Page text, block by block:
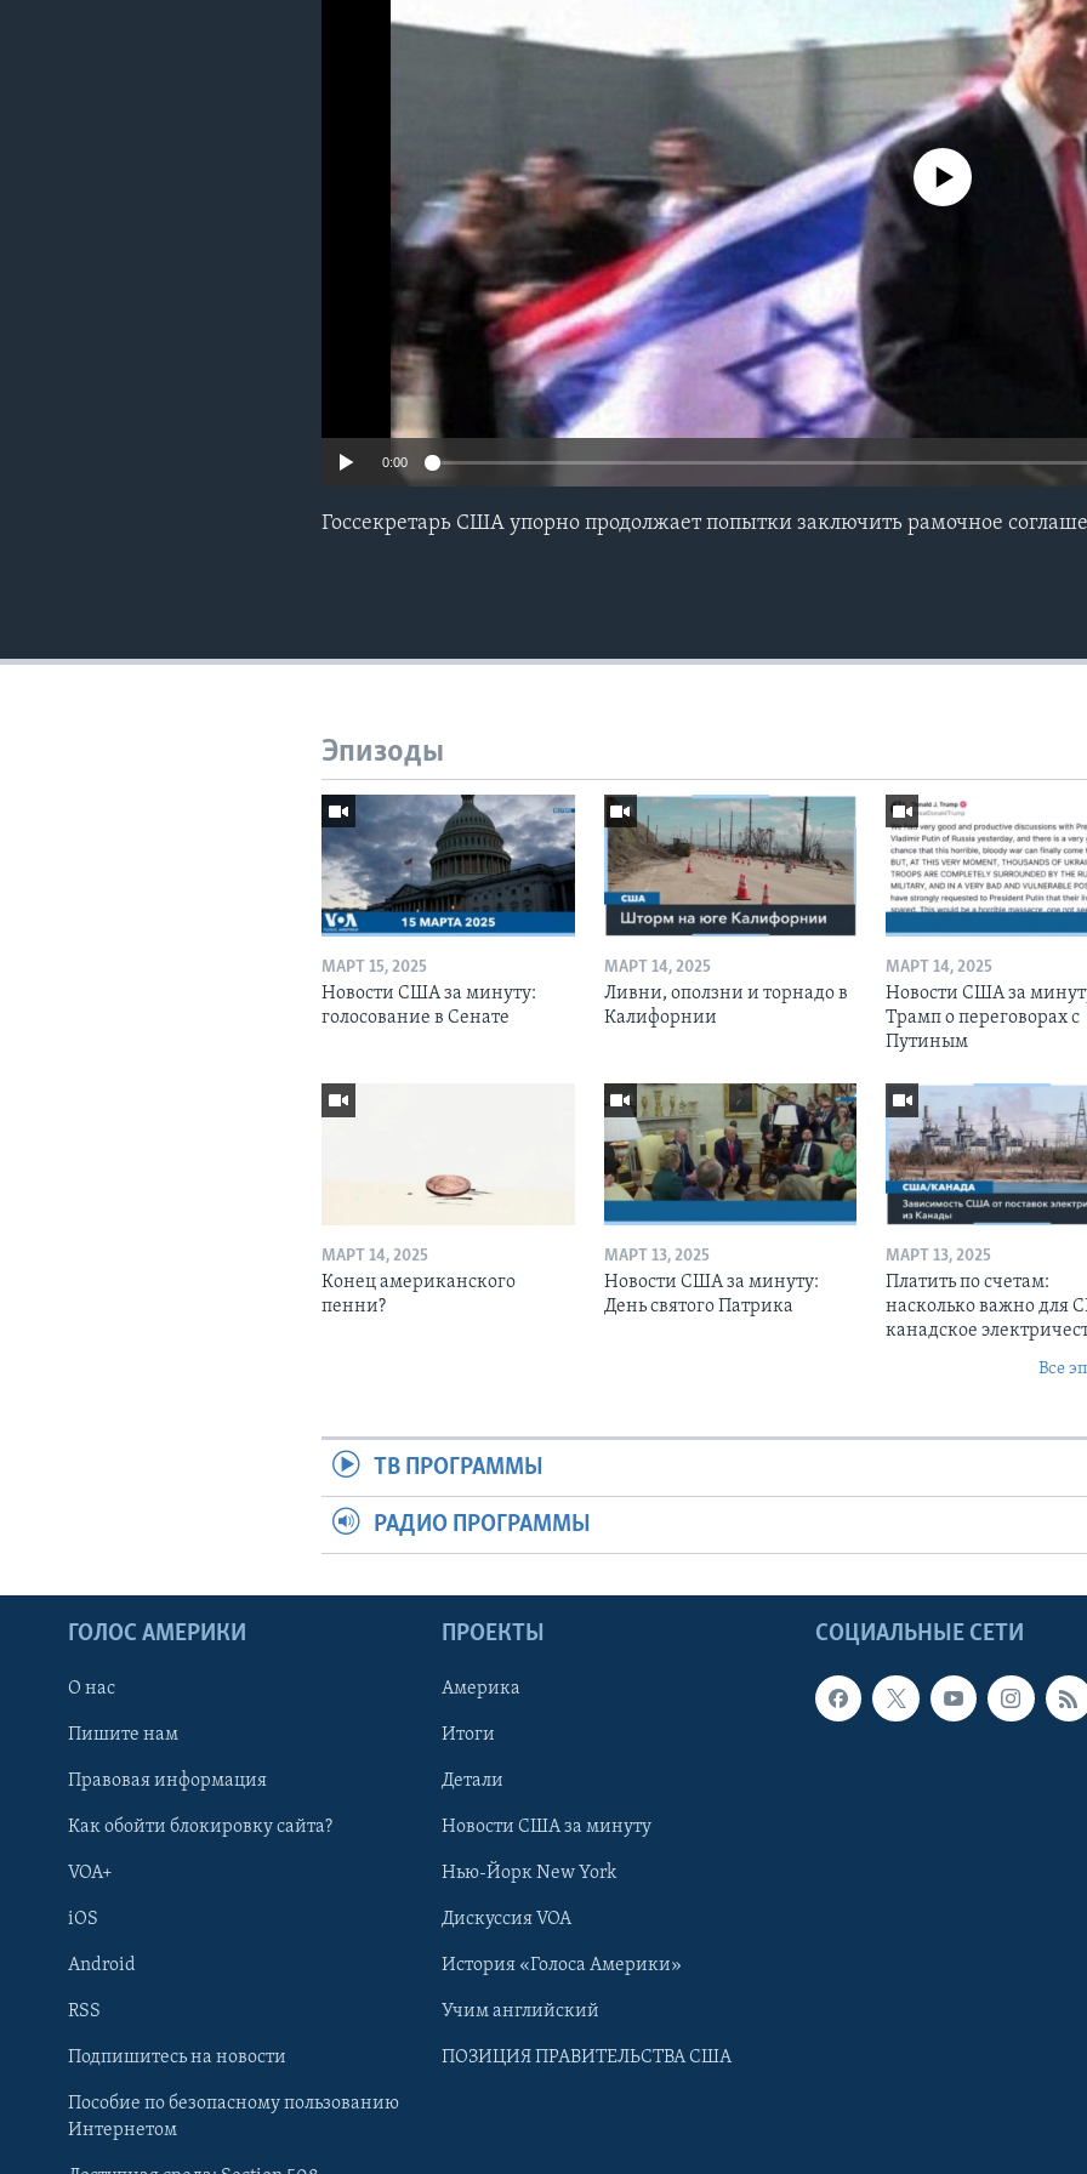
Learning English
No media source currently
0:00
Госсекретарь США упорно продолжает попытки заключить рамочное
Эпизоды
МАРТ 15, 2025
Новости США за минуту:
голосование в Сенате
МАРТ 14, 2025
Ливни, оползни и торнадо в
Калифорнии
МАРТ 14, 2025
Новости США за
Трамп о переговорах с
Путиным
МАРТ 14, 2025
Конец американского
пенни?
МАРТ 13, 2025
Новости США за минуту:
День святого Патрика
МАРТ 13, 2025
Платить по счетам:
насколько важно для
канадское
Все
ТВ ПРОГРАММЫ
РАДИО ПРОГРАММЫ
СОЦИАЛЬНЫЕ СЕТИ
ГОЛОС АМЕРИКИ
О нас
Пишите нам
Правовая информация
Как обойти блокировку сайта?
VOA+
iOS
Android
RSS
Подпишитесь на новости
Пособие по безопасному пользованию
Интернетом
ПРОЕКТЫ
Америка
Итоги
Детали
Новости США за минуту
Нью-Йорк New York
Дискуссия VOA
История «Голоса Америки»
Учим английский
ПОЗИЦИЯ ПРАВИТЕЛЬСТВА США